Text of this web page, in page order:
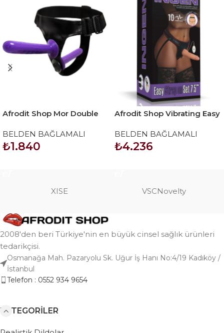
Afrodit Shop Mor Double
Bağlamalı Çift Taraflı Bisex
Dildo Vibratör model 2
BELDEN BAĞLAMALI
₺1.840
Afrodit Shop Vibrating Easy
Bağlamalı
BELDEN BAĞLAMALI
₺4.236
XISE VSCNovelty
2008'den beri Türkiye'nin en büyük cinsel sağlık ürünleri
tedarikçisi.
Osmanağa Mah. Pazaryolu Sk. Uğur İş Hanı No:4/19 Kadıköy /
İstanbul
Telefon : 0552 934 9654
KATEGORILER